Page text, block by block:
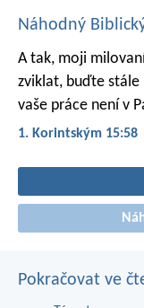
Náhodný
A tak, moji
zviklat, buďte stále
vaše práce není v
1. Korintským 15:58
Pokračovat ve